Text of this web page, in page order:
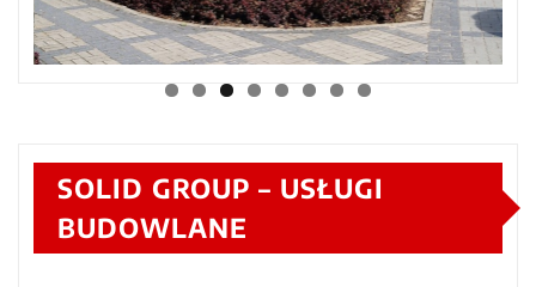
SOLID GROUP – USŁUGI
BUDOWLANE